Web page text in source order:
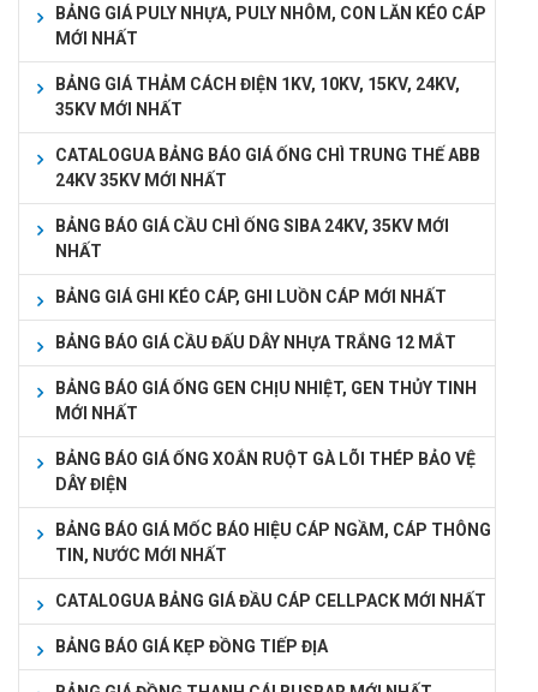
BẢNG GIÁ PULY NHỰA, PULY NHÔM, CON LĂN KÉO CÁP
MỚI NHẤT
BẢNG GIÁ THẢM CÁCH ĐIỆN 1KV, 10KV, 15KV, 24KV,
35KV MỚI NHẤT
CATALOGUA BẢNG BÁO GIÁ ỐNG CHÌ TRUNG THẾ ABB
24KV 35KV MỚI NHẤT
BẢNG BÁO GIÁ CẦU CHÌ ỐNG SIBA 24KV, 35KV MỚI
NHẤT
BẢNG GIÁ GHI KÉO CÁP, GHI LUỒN CÁP MỚI NHẤT
BẢNG BÁO GIÁ CẦU ĐẤU DÂY NHỰA TRẮNG 12 MẮT
BẢNG BÁO GIÁ ỐNG GEN CHỊU NHIỆT, GEN THỦY TINH
MỚI NHẤT
BẢNG BÁO GIÁ ỐNG XOẮN RUỘT GÀ LÕI THÉP BẢO VỆ
DÂY ĐIỆN
BẢNG BÁO GIÁ MỐC BÁO HIỆU CÁP NGẦM, CÁP THÔNG
TIN, NƯỚC MỚI NHẤT
CATALOGUA BẢNG GIÁ ĐẦU CÁP CELLPACK MỚI NHẤT
BẢNG BÁO GIÁ KẸP ĐỒNG TIẾP ĐỊA